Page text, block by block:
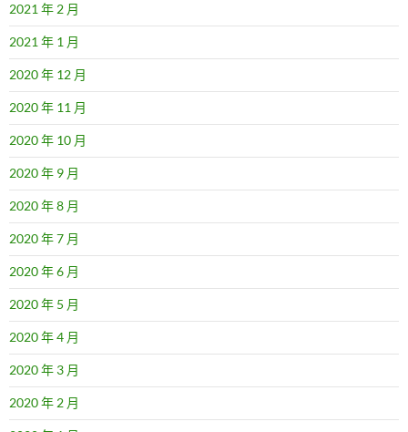
2021 年 2 月
2021 年 1 月
2020 年 12 月
2020 年 11 月
2020 年 10 月
2020 年 9 月
2020 年 8 月
2020 年 7 月
2020 年 6 月
2020 年 5 月
2020 年 4 月
2020 年 3 月
2020 年 2 月